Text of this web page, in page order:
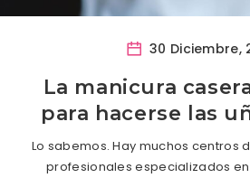
30 Diciembre,
La manicura
para hacerse las
Lo sabemos. Hay muchos centros
profesionales especializados